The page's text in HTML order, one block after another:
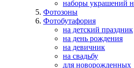
наборы украшений
Фотозоны
Фотобутафория
на детский праздник
на день рождения
на девичник
на свадьбу
для новорожденных